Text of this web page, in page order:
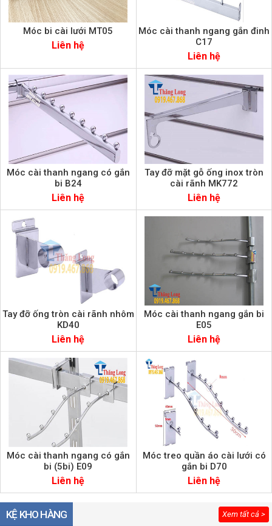
Móc bi cài lưới MT05
Liên hệ
Móc cài thanh ngang gắn đinh
C17
Liên hệ
Móc cài thanh ngang có gắn
bi B24
Liên hệ
Tay đỡ mặt gỗ ống inox tròn
cài rãnh MK772
Liên hệ
Tay đỡ ống tròn cài rãnh nhôm
KD40
Liên hệ
Móc cài thanh ngang gắn bi
E05
Liên hệ
Móc cài thanh ngang có gắn
bi (5bi) E09
Liên hệ
Móc treo quần áo cài lưới có
gắn bi D70
Liên hệ
Xem tất cả >
KỆ KHO HÀNG